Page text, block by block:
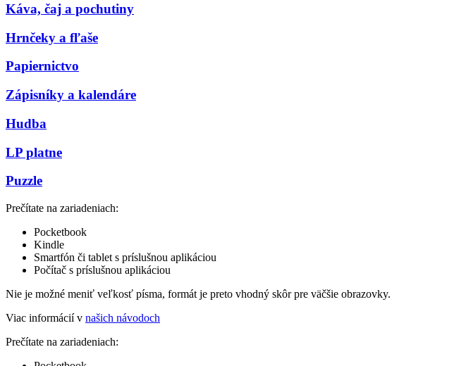
Káva, čaj a pochutiny
Hrnčeky a fľaše
Papiernictvo
Zápisníky a kalendáre
Hudba
LP platne
Puzzle
Prečítate na zariadeniach:
Pocketbook
Kindle
Smartfón či tablet s príslušnou aplikáciou
Počítač s príslušnou aplikáciou
Nie je možné meniť veľkosť písma, formát je preto vhodný skôr pre väčšie obrazovky.
Viac informácií v našich návodoch
Prečítate na zariadeniach: